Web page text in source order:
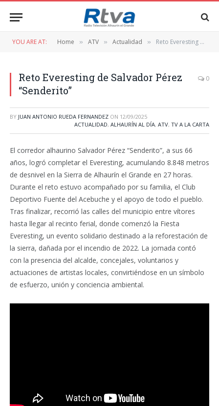
YOU ARE AT: Home » ATV » Actualidad » Reto Everesting de Salvador Pérez “Senderito”
Reto Everesting de Salvador Pérez
“Senderito”
0
BY JUAN ANTONIO RUEDA FERNANDEZ ON 12/09/2025
ACTUALIDAD, ALHAURÍN AL DÍA, ATV, TV A LA CARTA
El corredor alhaurino Salvador Pérez “Senderito”, a sus 66
años, logró completar el Everesting, acumulando 8.848 metros
de desnivel en la Sierra de Alhaurín el Grande en 27 horas.
Durante el reto estuvo acompañado por su familia, el Club
Deportivo Fuente del Acebuche y el apoyo de todo el pueblo.
Tras finalizar, recorrió las calles del municipio entre vítores
hasta llegar al recinto ferial, donde comenzó la Fiesta
Everesting, un evento solidario destinado a la reforestación de
la sierra, dañada por el incendio de 2022. La jornada contó
con la presencia del alcalde, concejales, voluntarios y
actuaciones de artistas locales, convirtiéndose en un símbolo
de esfuerzo, unión y conciencia ambiental.